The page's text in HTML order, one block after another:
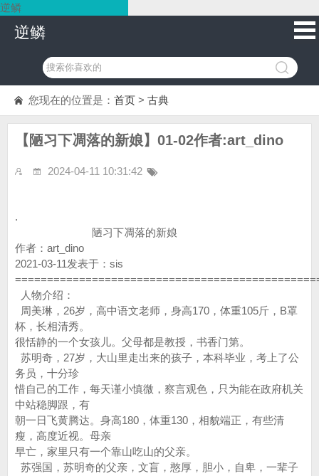
逆鳞
逆鳞
您现在的位置是： 首页 > 古典
【陋习下凋落的新娘】01-02作者:art_dino
2024-04-11 10:31:42
.
陋习下凋落的新娘
作者：art_dino
2021-03-11发表于：sis
人物介绍：
周美琳，26岁，高中语文老师，身高170，体重105斤，B罩
杯，长相清秀。
很恬静的一个女孩儿。父母都是教授，书香门第。
苏明奇，27岁，大山里走出来的孩子，本科毕业，考上了公
务员，十分珍
惜自己的工作，每天谨小慎微，察言观色，只为能在政府机关
中站稳脚跟，有
朝一日飞黄腾达。身高180，体重130，相貌端正，有些清
瘦，高度近视。母亲
早亡，家里只有一个靠山吃山的父亲。
苏强国，苏明奇的父亲，文盲，憨厚，胆小，自卑，一辈子